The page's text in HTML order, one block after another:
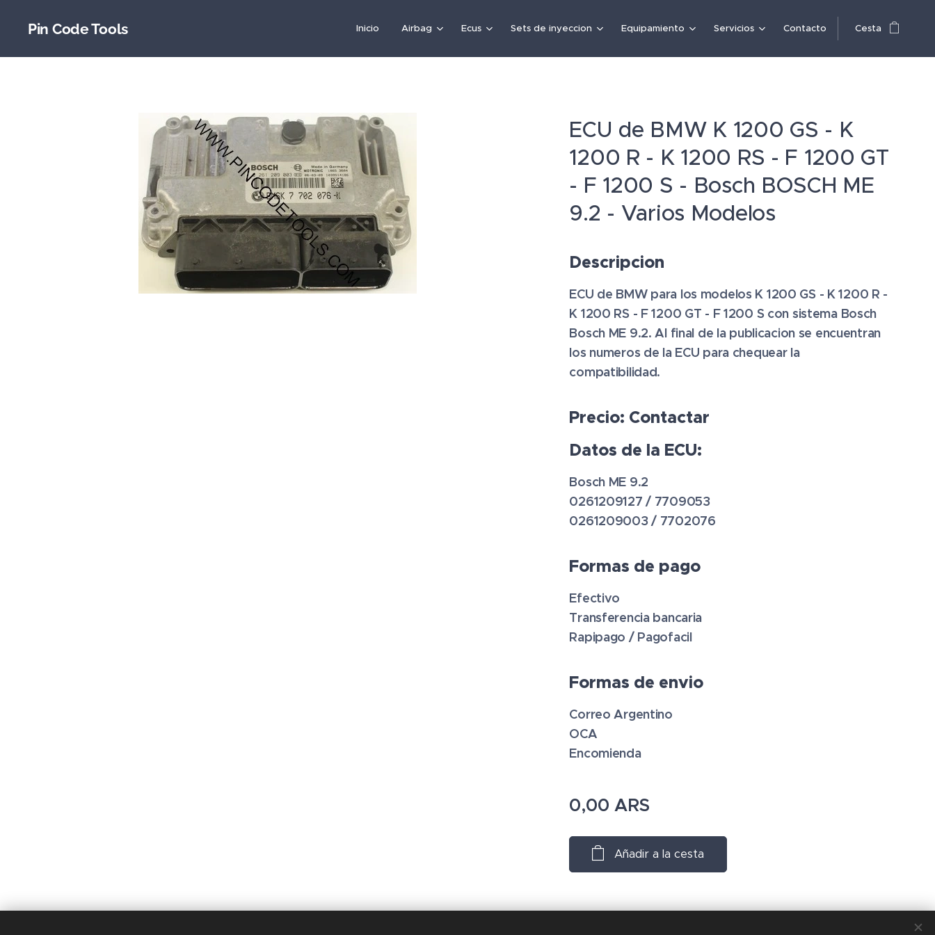
Pin Code Tools Inicio Airbag Ecus Sets de inyeccion Equipamiento Servicios Contacto Cesta
ECU de BMW K 1200 GS - K
1200 R - K 1200 RS - F 1200 GT
- F 1200 S - Bosch BOSCH ME
9.2 - Varios Modelos
Descripcion
ECU de BMW para los modelos K 1200 GS - K 1200 R -
K 1200 RS - F 1200 GT - F 1200 S con sistema Bosch
Bosch ME 9.2. Al final de la publicacion se encuentran
los numeros de la ECU para chequear la
compatibilidad.
Precio: Contactar
Datos de la ECU:
Bosch ME 9.2
0261209127 / 7709053
0261209003 / 7702076
Formas de pago
Efectivo
Transferencia bancaria
Rapipago / Pagofacil
Formas de envio
Correo Argentino
OCA
Encomienda
0,00 ARS
Añadir a la cesta